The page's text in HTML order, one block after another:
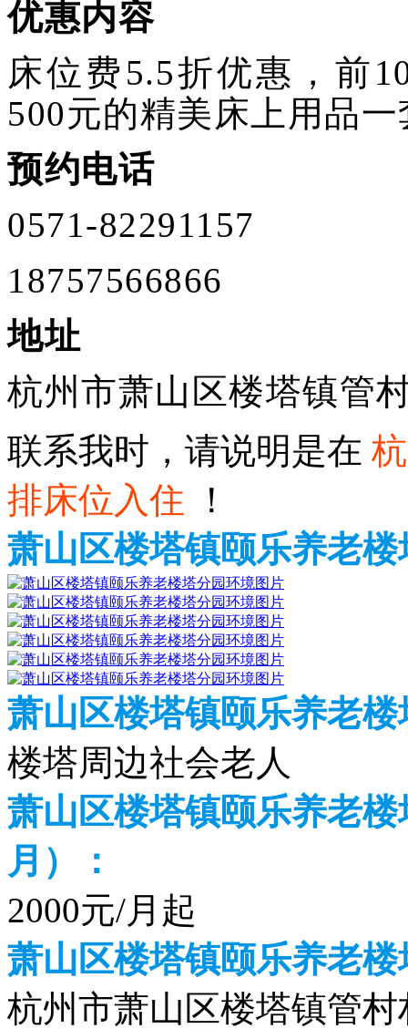
优惠内容
床位费5.5折优惠，前
500元的精美床上用品一
预约电话
0571-82291157
18757566866
地址
杭州市萧山区楼塔镇管
联系我时，请说明是在
排床位入住 ！
萧山区楼塔镇颐乐养老
萧山区楼塔镇颐乐养老
楼塔周边社会老人
萧山区楼塔镇颐乐养老
月）：
2000元/月起
萧山区楼塔镇颐乐养老
杭州市萧山区楼塔镇管